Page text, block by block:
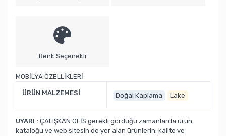
Renk Seçenekli
MOBİLYA ÖZELLİKLERİ
ÜRÜN MALZEMESİ Doğal Kaplama Lake
UYARI : ÇALIŞKAN OFİS gerekli gördüğü zamanlarda ürün
kataloğu ve web sitesin de yer alan ürünlerin, kalite ve